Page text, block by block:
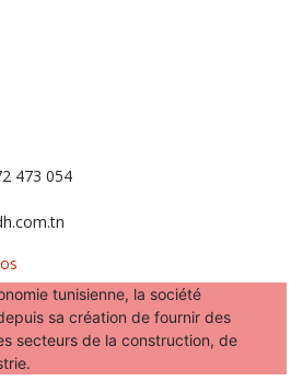
473 054
tunisienne, la société
sa création de fournir des
secteurs de la construction, de